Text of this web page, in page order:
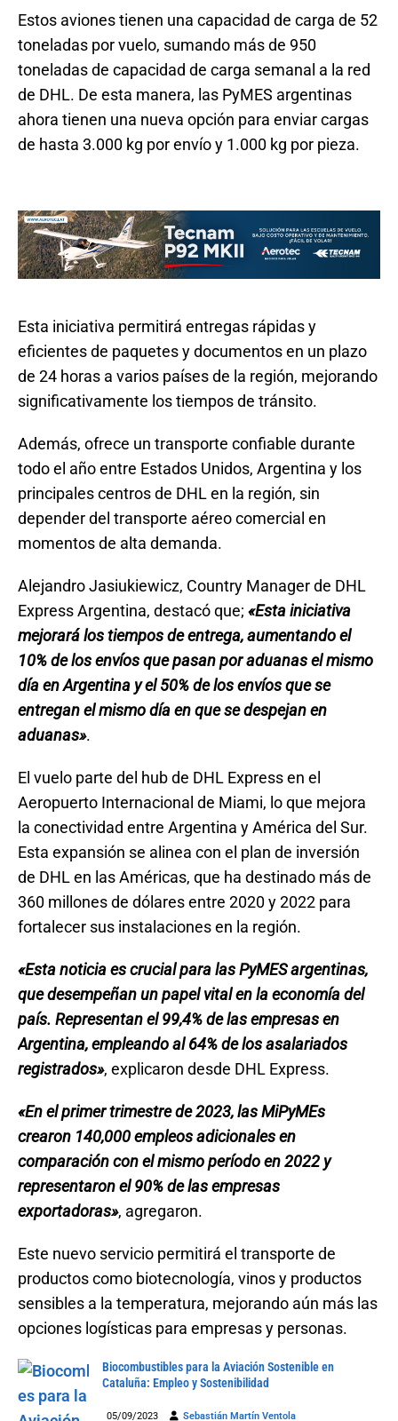
Estos aviones tienen una capacidad de carga de 52
toneladas por vuelo, sumando más de 950
toneladas de capacidad de carga semanal a la red
de DHL. De esta manera, las PyMES argentinas
ahora tienen una nueva opción para enviar cargas
de hasta 3.000 kg por envío y 1.000 kg por pieza.
Esta iniciativa permitirá entregas rápidas y
eficientes de paquetes y documentos en un plazo
de 24 horas a varios países de la región, mejorando
significativamente los tiempos de tránsito.
Además, ofrece un transporte confiable durante
todo el año entre Estados Unidos, Argentina y los
principales centros de DHL en la región, sin
depender del transporte aéreo comercial en
momentos de alta demanda.
Alejandro Jasiukiewicz, Country Manager de DHL
Express Argentina, destacó que; «Esta iniciativa
mejorará los tiempos de entrega, aumentando el
10% de los envíos que pasan por aduanas el mismo
día en Argentina y el 50% de los envíos que se
entregan el mismo día en que se despejan en
aduanas».
El vuelo parte del hub de DHL Express en el
Aeropuerto Internacional de Miami, lo que mejora
la conectividad entre Argentina y América del Sur.
Esta expansión se alinea con el plan de inversión
de DHL en las Américas, que ha destinado más de
360 millones de dólares entre 2020 y 2022 para
fortalecer sus instalaciones en la región.
«Esta noticia es crucial para las PyMES argentinas,
que desempeñan un papel vital en la economía del
país. Representan el 99,4% de las empresas en
Argentina, empleando al 64% de los asalariados
registrados», explicaron desde DHL Express.
«En el primer trimestre de 2023, las MiPyMEs
crearon 140,000 empleos adicionales en
comparación con el mismo período en 2022 y
representaron el 90% de las empresas
exportadoras», agregaron.
Este nuevo servicio permitirá el transporte de
productos como biotecnología, vinos y productos
sensibles a la temperatura, mejorando aún más las
opciones logísticas para empresas y personas.
Biocombustibles para la Aviación Sostenible en
Cataluña: Empleo y Sostenibilidad
05/09/2023 Sebastián Martín Ventola